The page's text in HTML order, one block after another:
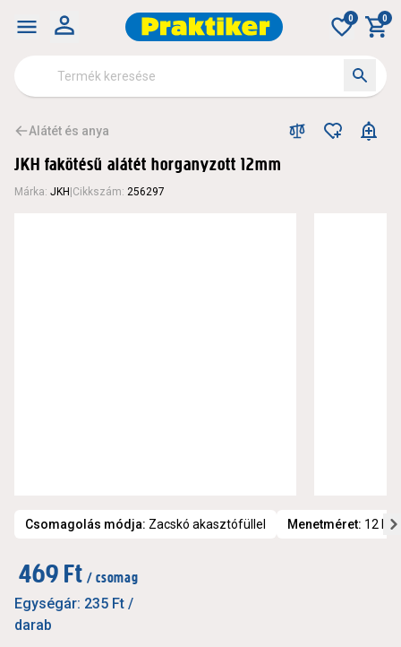
0 0
Alátét és anya
JKH fakötésű alátét horganyzott 12mm
Márka: JKH Cikkszám: 256297
Csomagolás módja: Zacskó akasztófüllel Menetméret: 12 M
469 Ft / csomag
Egységár: 235 Ft /
darab